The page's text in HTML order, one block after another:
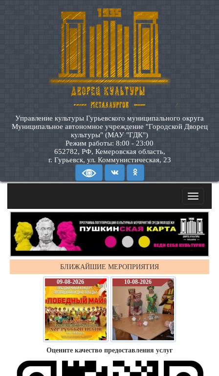
Управление культуры Гурьевского муниципального округа
Муниципальное автономное учреждение "Городской Дворец
культуры" (МАУ "ГДК")
Режим работы: 8:00 - 23:00
652782, РФ, Кемеровская область,
г. Гурьевск, ул. Коммунистическая, 23
Toggle
БЛИЖАЙШИЕ МЕРОПРИЯТИЯ
09-08-2026 10-08-2026
Оцените качество предоставления услуг